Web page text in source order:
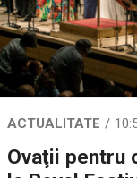
ACTUALITATE
Ovaţii pentru